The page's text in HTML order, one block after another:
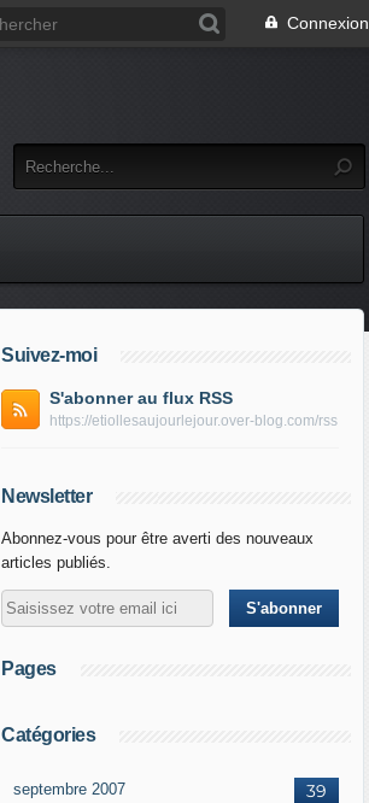
Connexion
Suivez-moi
S'abonner au flux RSS
https://etiollesaujourlejour.over-blog.com/rss
Newsletter
Abonnez-vous pour être averti des nouveaux
articles publiés.
Pages
Catégories
39
septembre 2007